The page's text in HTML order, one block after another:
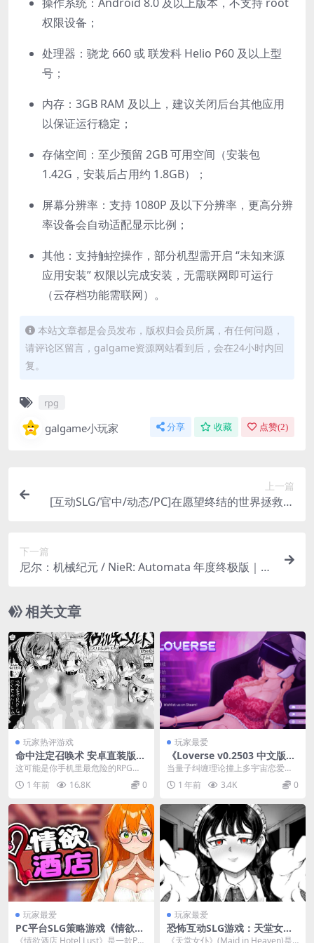
权限设备；
处理器：骁龙 660 或 联发科 Helio P60 及以上型
号；
内存：3GB RAM 及以上，建议关闭后台其他应用
以保证运行稳定；
存储空间：至少预留 2GB 可用空间（安装包
1.42G，安装后占用约 1.8GB）；
屏幕分辨率：支持 1080P 及以下分辨率，更高分辨
率设备会自动适配显示比例；
其他：支持触控操作，部分机型需开启 “未知来源
应用安装” 权限以完成安装，无需联网即可运行
（云存档功能需联网）。
本站文章都是会员发布，版权归会员所属，有任何问题，
请评论区留言，galgame资源网站看到后，会在24小时内回
复。
rpg
galgame小玩家 分享 收藏 点赞(2)
上一篇
[互动SLG/官中/动态/PC]在愿望终结的世界拯救你
下一篇
尼尔：机械纪元 / NieR: Automata 年度终极版｜动
手柄支持｜全特典）[41GB]
相关文章
玩家热评游戏
命中注定召唤术 安卓直装版｜
2020.10.17最终版｜全职业解
锁+跨平台存档解析
这可能是你手机里最危险的RPG
——《命中注定召唤术》安卓直装
版携最终版本2020...
1 年前 16.8K 0
玩家最爱
《Loverse v0.2503 中文版》
双端深度评测：2.4G多线叙事
SLG 动态抉择×跨次元情缘
当量子纠缠理论撞上多宇宙恋爱法
则，这款让39万玩家边烧CPU边落
泪的硬核SLG，...
1 年前 3.4K 0
玩家最爱
PC平台SLG策略游戏《情欲酒
店 Hotel Lust》完整资源介绍
《情欲酒店 Hotel Lust》是一款PC
玩家最爱
恐怖互动SLG游戏：天堂女仆
PC电脑版 Mtool汉化1.32G
《天堂女仆》(Maid in Heaven)是